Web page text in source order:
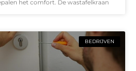
het comfort. De wastafelkraan
BEDRIJVEN